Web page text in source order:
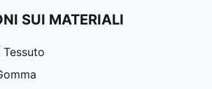
SUI MATERIALI
Tessuto